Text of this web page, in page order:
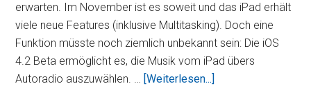
erwarten. Im November ist es soweit und das iPad erhält
viele neue Features (inklusive Multitasking). Doch eine
Funktion müsste noch ziemlich unbekannt sein: Die iOS
4.2 Beta ermöglicht es, die Musik vom iPad übers
Autoradio auszuwählen. … [Weiterlesen...]